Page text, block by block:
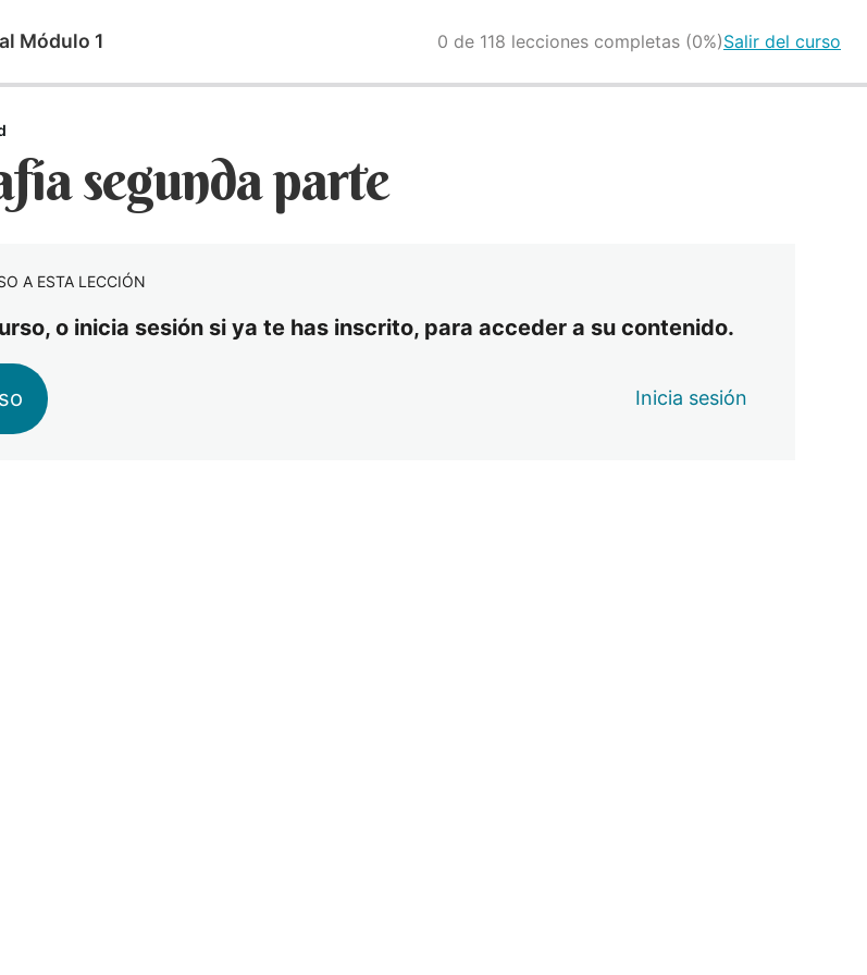
Módulo 1 0 de 118 lecciones completas (0%)Salir del curso
segunda parte
A ESTA LECCIÓN
o inicia sesión si ya te has inscrito, para acceder a su contenido.
Inicia sesión